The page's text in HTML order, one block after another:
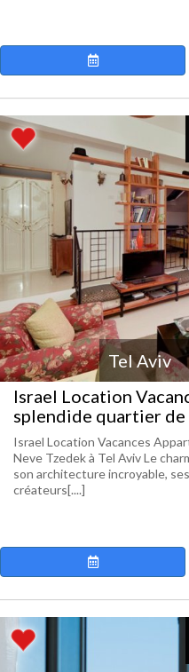
Tel Aviv
Israel Location
splendide quartier de
Israel Location Vacances
Neve Tzedek à Tel Aviv Le
son architecture incroyable,
créateurs[....]